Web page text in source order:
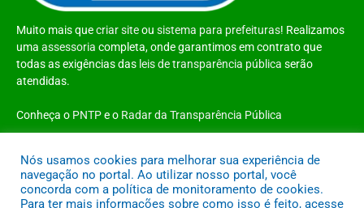
Muito mais quecriar siteou sistema para prefeituras! Realizamos
uma assessoria completa, onde garantimos em contrato que
todas as exigências das leis de transparência pública serão
atendidas.
Conheça o PNTPe o Radar da Transparência Pública
Todos os direitos reservados a Prefeitura Municipal de Santo Antônio do
Nós usamos cookies para melhorar sua experiência de
navegação no portal. Ao utilizar nosso portal, você
concorda com a política de monitoramento de cookies.
Para ter mais informações sobre como isso é feito, acesse